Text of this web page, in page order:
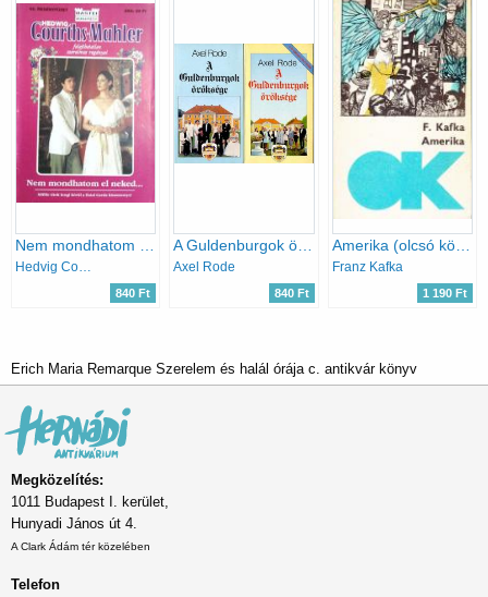
Hedvig Courths-Mahler
840 Ft
Axel Rode
840 Ft
Amerika (olcsó könyvtár)
Franz Kafka
1 190 Ft
Erich Maria Remarque Szerelem és halál órája c. antikvár könyv
Megközelítés:
1011 Budapest I. kerület,
Hunyadi János út 4.
A Clark Ádám tér közelében
Telefon